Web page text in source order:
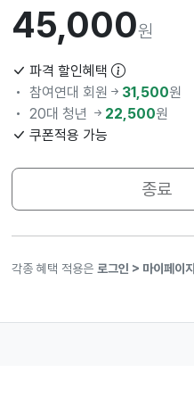
45,000원
파격 할인혜택
참여연대 회원
31,500원
20대 청년
22,500원
쿠폰적용 가능
종료
각종 혜택 적용은 로그인 > 마이페이지